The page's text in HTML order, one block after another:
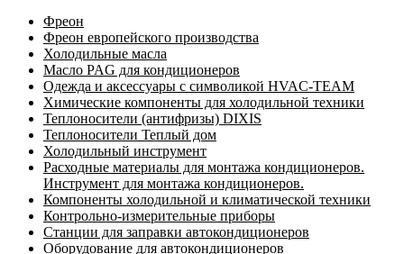
Фреон
Фреон европейского производства
Холодильные масла
Масло PAG для кондиционеров
Одежда и аксессуары с символикой HVAC-TEAM
Химические компоненты для холодильной техники
Теплоносители (антифризы) DIXIS
Теплоносители Теплый дом
Холодильный инструмент
Расходные материалы для монтажа кондиционеров.
Инструмент для монтажа кондиционеров.
Компоненты холодильной и климатической техники
Контрольно-измерительные приборы
Станции для заправки автокондиционеров
Оборудование для автокондиционеров